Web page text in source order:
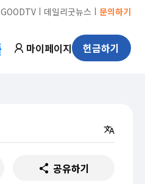
GOODTVㅣ 데일리굿뉴스 ㅣ 문의하기
마이페이지 헌금하기
공유하기